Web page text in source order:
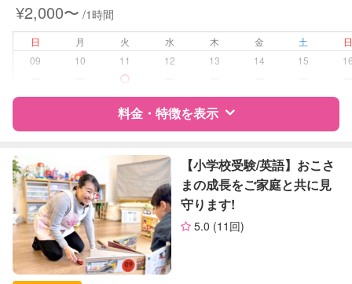
¥2,000〜 /1時間
日 月 火 水 木 金 土
09
10 11 12 13 14 15
料金・特徴を表示
特徴 レビュー
サポートの特徴
資格
企業型割引対象(旧内閣府補助対象)
自治体届出済ベビーシッター
保育士
【小学校受験/英語】おこさ
まの成長をご家庭と共に見
守ります!
5.0 (11回)